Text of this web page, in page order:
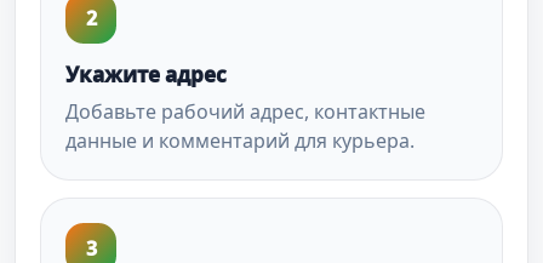
2
Укажите адрес
Добавьте рабочий адрес, контактные
данные и комментарий для курьера.
3